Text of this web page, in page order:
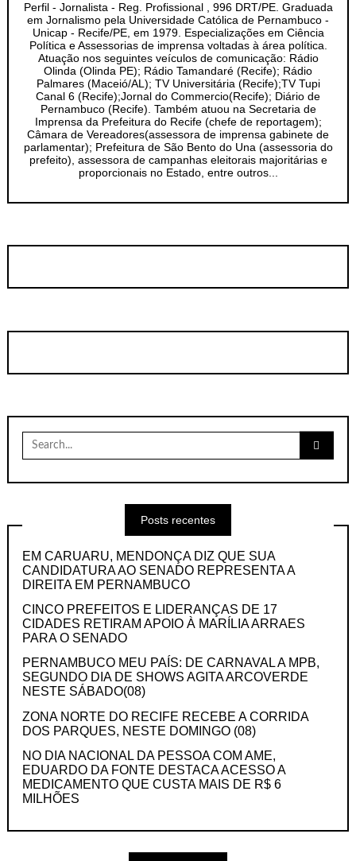
Perfil - Jornalista - Reg. Profissional , 996 DRT/PE. Graduada
em Jornalismo pela Universidade Católica de Pernambuco -
Unicap - Recife/PE, em 1979. Especializações em Ciência
Política e Assessorias de imprensa voltadas à área política.
Atuação nos seguintes veículos de comunicação: Rádio
Olinda (Olinda PE); Rádio Tamandaré (Recife); Rádio
Palmares (Maceió/AL); TV Universitária (Recife);TV Tupi
Canal 6 (Recife);Jornal do Commercio(Recife); Diário de
Pernambuco (Recife). Também atuou na Secretaria de
Imprensa da Prefeitura do Recife (chefe de reportagem);
Câmara de Vereadores(assessora de imprensa gabinete de
parlamentar); Prefeitura de São Bento do Una (assessoria do
prefeito), assessora de campanhas eleitorais majoritárias e
proporcionais no Estado, entre outros...
Search
for:
Posts recentes
EM CARUARU, MENDONÇA DIZ QUE SUA
CANDIDATURA AO SENADO REPRESENTA A
DIREITA EM PERNAMBUCO
CINCO PREFEITOS E LIDERANÇAS DE 17
CIDADES RETIRAM APOIO À MARÍLIA ARRAES
PARA O SENADO
PERNAMBUCO MEU PAÍS: DE CARNAVAL A MPB,
SEGUNDO DIA DE SHOWS AGITA ARCOVERDE
NESTE SÁBADO(08)
ZONA NORTE DO RECIFE RECEBE A CORRIDA
DOS PARQUES, NESTE DOMINGO (08)
NO DIA NACIONAL DA PESSOA COM AME,
EDUARDO DA FONTE DESTACA ACESSO A
MEDICAMENTO QUE CUSTA MAIS DE R$ 6
MILHÕES